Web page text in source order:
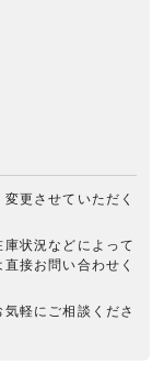
更させていただく
状況などによって
接お問い合わせく
軽にご相談くださ